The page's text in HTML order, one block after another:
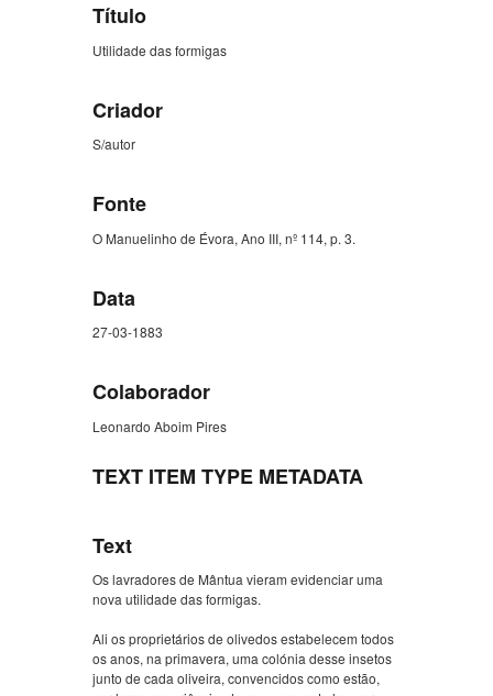
Título
Utilidade das formigas
Criador
S/autor
Fonte
O Manuelinho de Évora, Ano III, nº 114, p. 3.
Data
27-03-1883
Colaborador
Leonardo Aboim Pires
TEXT ITEM TYPE METADATA
Text
Os lavradores de Mântua vieram evidenciar uma
nova utilidade das formigas.
Ali os proprietários de olivedos estabelecem todos
os anos, na primavera, uma colónia desse insetos
junto de cada oliveira, convencidos como estão,